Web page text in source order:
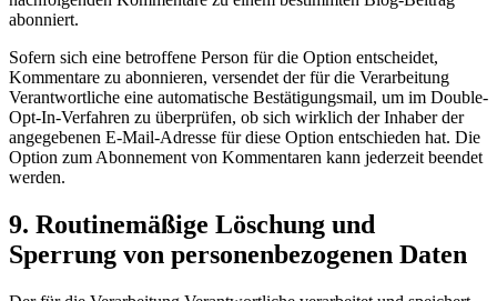
abonniert.
Sofern sich eine betroffene Person für die Option entscheidet,
Kommentare zu abonnieren, versendet der für die Verarbeitung
Verantwortliche eine automatische Bestätigungsmail, um im Double-
Opt-In-Verfahren zu überprüfen, ob sich wirklich der Inhaber der
angegebenen E-Mail-Adresse für diese Option entschieden hat. Die
Option zum Abonnement von Kommentaren kann jederzeit beendet
werden.
9. Routinemäßige Löschung und
Sperrung von personenbezogenen Daten